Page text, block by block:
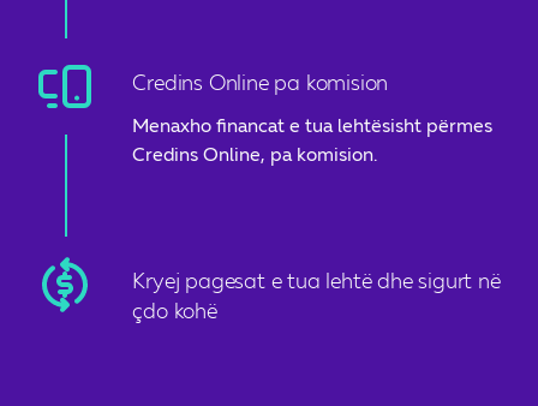
Credins Online pa komision
Menaxho financat e tua lehtësisht përmes
Credins Online, pa komision.
Kryej pagesat e tua lehtë dhe sigurt në
çdo kohë